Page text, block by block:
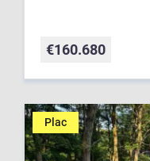
€160.680
Plac